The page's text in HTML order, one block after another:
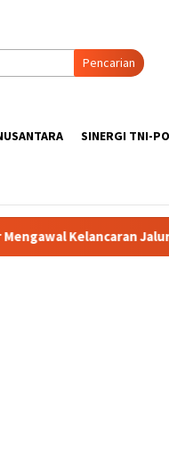
Pencarian
SINERGI TNI-
Jalur Arteri sebagai